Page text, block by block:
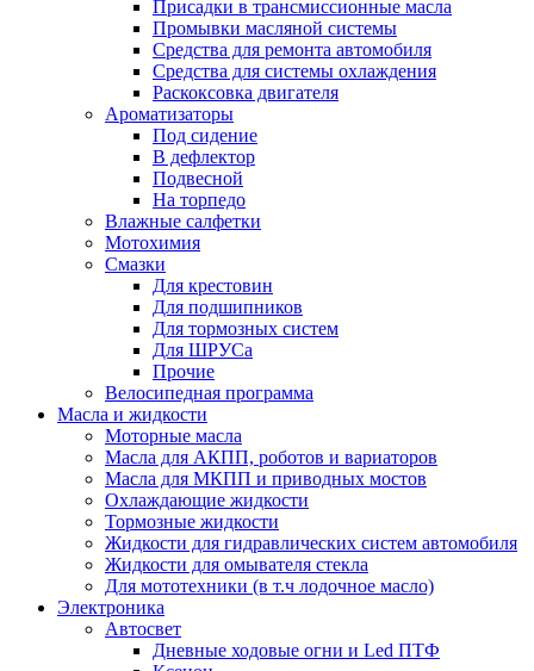
Присадки в трансмиссионные масла
Промывки масляной системы
Средства для ремонта автомобиля
Средства для системы охлаждения
Раскоксовка двигателя
Ароматизаторы
Под сидение
В дефлектор
Подвесной
На торпедо
Влажные салфетки
Мотохимия
Смазки
Для крестовин
Для подшипников
Для тормозных систем
Для ШРУСа
Прочие
Велосипедная программа
Масла и жидкости
Моторные масла
Масла для АКПП, роботов и вариаторов
Масла для МКПП и приводных мостов
Охлаждающие жидкости
Тормозные жидкости
Жидкости для гидравлических систем автомобиля
Жидкости для омывателя стекла
Для мототехники (в т.ч лодочное масло)
Электроника
Автосвет
Дневные ходовые огни и Led ПТФ